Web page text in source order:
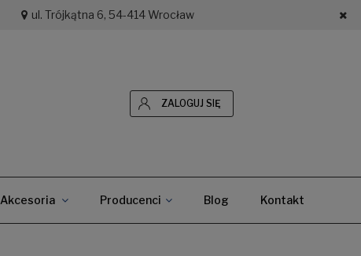
ul. Trójkątna 6, 54-414 Wrocław
ZALOGUJ SIĘ
Akcesoria Producenci Blog Kontakt